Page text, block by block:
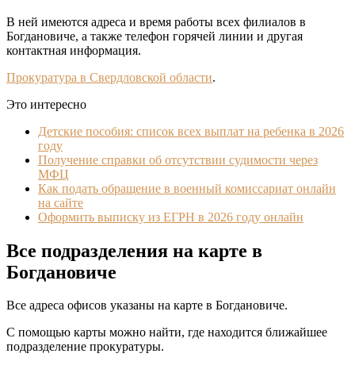
В ней имеются адреса и время работы всех филиалов в
Богдановиче, а также телефон горячей линии и другая
контактная информация.
Прокуратура в Свердловской области.
Это интересно
Детские пособия: список всех выплат на ребенка в 2026
году
Получение справки об отсутствии судимости через
МФЦ
Как подать обращение в военный комиссариат онлайн
на сайте
Оформить выписку из ЕГРН в 2026 году онлайн
Все подразделения на карте в
Богдановиче
Все адреса офисов указаны на карте в Богдановиче.
С помощью карты можно найти, где находится ближайшее
подразделение прокуратуры.